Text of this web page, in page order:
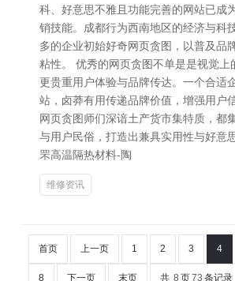
科、好意思不雅且功能完善的网站已成
销技能。成都行为西南地区的经济与科
多的企业初始好奇网页贪图，以普及品
粘性。 优秀的网页贪图不单是是视觉上
更贵重用户体验与品牌传达。一个合适
站，卤莽有用传递品牌价值，增强用户
网页贪图师们深谙土产货市集特质，都
与用户民俗，打造出兼具实用性与好意
罘高温隔热材料-陶
维修资讯
首页 上一页 1 2 3 4
8 下一页 末页 共 8 页73 条记录